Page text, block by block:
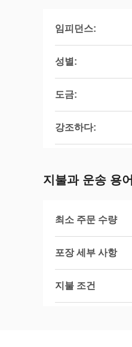
임피던스:
성별:
도금:
강조하다:
지불과 운송 용어
최소 주문 수량
포장 세부 사항
지불 조건